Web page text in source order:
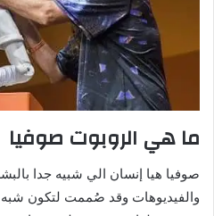
ما هي الروبوت صوفيا
صوفيا هيا إنسان الي شبيه جدا
والفيديوهات وقد صُممت لتكون شبه